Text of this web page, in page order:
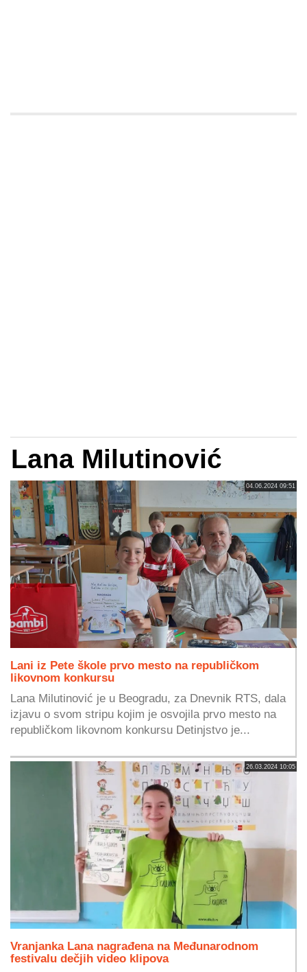
Lana Milutinović
04.06.2024 09:51
Lani iz Pete škole prvo mesto na republičkom
likovnom konkursu
Lana Milutinović je u Beogradu, za Dnevnik RTS, dala
izjavu o svom stripu kojim je osvojila prvo mesto na
republičkom likovnom konkursu Detinjstvo je...
26.03.2024 10:05
Vranjanka Lana nagrađena na Međunarodnom
festivalu dečjih video klipova